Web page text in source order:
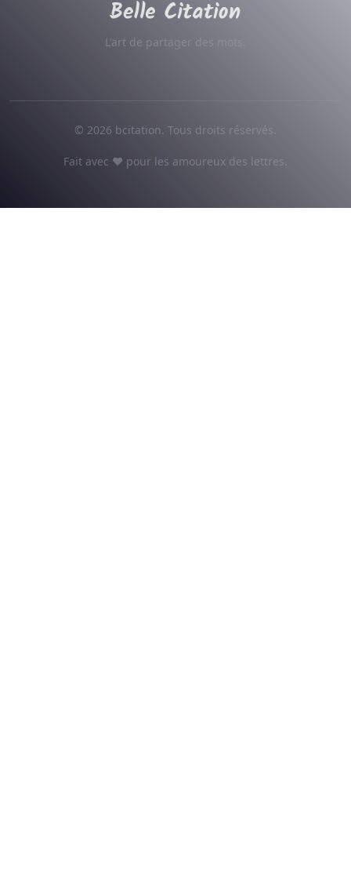
L'art de partager des mots.
© 2026 bcitation. Tous droits réservés.
Fait avec ♥ pour les amoureux des lettres.